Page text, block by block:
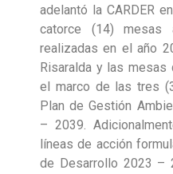
adelantó la CARDER
catorce (14) mesas
realizadas en el año
Risaralda y las mesas
el marco de las tres
Plan de Gestión
– 2039.
líneas de acción
de Desarrollo 2023 –